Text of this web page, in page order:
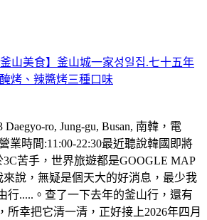
山美食】釜山城一家성일집.七十五年
烤、辣醬烤三種口味
ro, Jung-gu, Busan, 南韓，電
業時間:11:00-22:30最近聽說韓國即將
3C苦手，世界旅遊都是GOOGLE MAP
說，無疑是個天大的好消息，最少我
行.....。查了一下去年的釜山行，還有
所幸把它清一清，正好接上2026年四月